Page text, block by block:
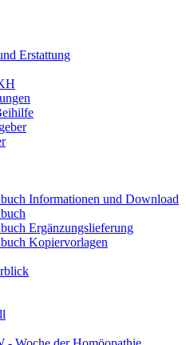
Erstattung
Informationen und Download
Ergänzungslieferung
Kopiervorlagen